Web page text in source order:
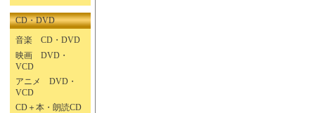
CD・DVD
音楽 CD・DVD
映画 DVD・
VCD
アニメ DVD・
VCD
CD＋本・朗読CD